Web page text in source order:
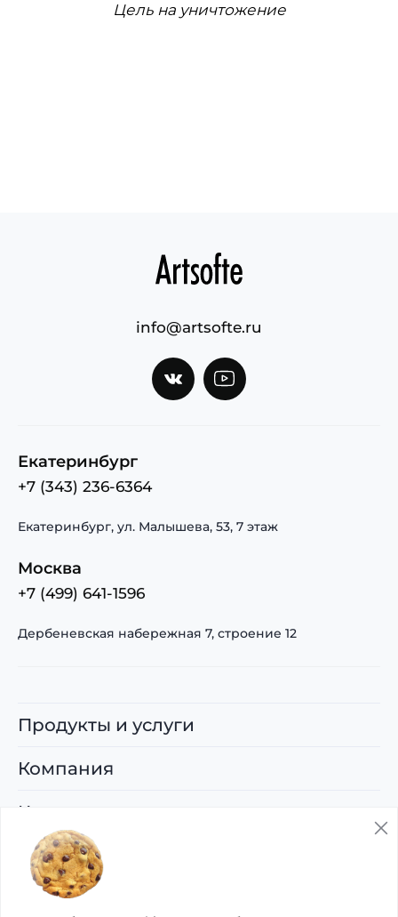
Цель на уничтожение
info@artsofte.ru
Екатеринбург
+7 (343) 236-6364
Екатеринбург, ул. Малышева, 53, 7 этаж
Москва
+7 (499) 641-1596
Дербеневская набережная 7, строение 12
Продукты и услуги
Компания
Карьера
Поддержка
© 2026 ООО «Управляющая компания